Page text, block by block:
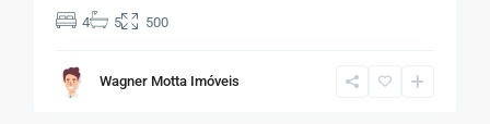
4 5 500
Wagner Motta Imóveis